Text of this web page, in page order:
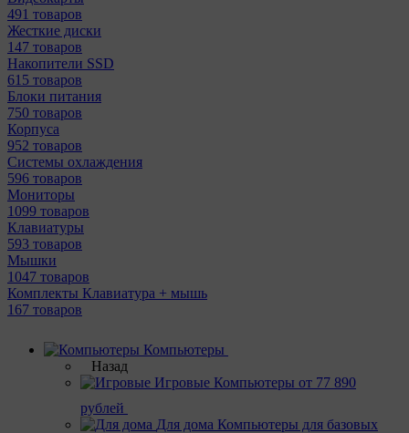
491 товаров
Жесткие диски
147 товаров
Накопители SSD
615 товаров
Блоки питания
750 товаров
Корпуса
952 товаров
Системы охлаждения
596 товаров
Мониторы
1099 товаров
Клавиатуры
593 товаров
Мышки
1047 товаров
Комплекты Клавиатура + мышь
167 товаров
Компьютеры
Назад
Игровые Компьютеры от 77 890
рублей
Для дома Компьютеры для базовых